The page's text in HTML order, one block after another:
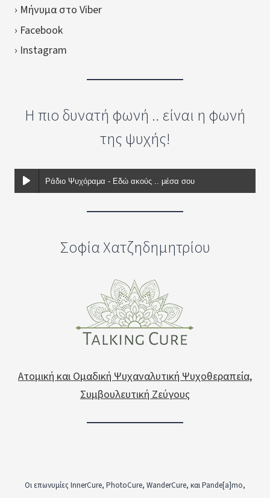
› Μήνυμα στο Viber
› Facebook
› Instagram
Η πιο δυνατή φωνή .. είναι η φωνή
της ψυχής!
Ράδιο Ψυχόραμα - Εδώ ακούς .. μέσα σου
Σοφία Χατζηδημητρίου
Ατομική και Ομαδική Ψυχαναλυτική Ψυχοθεραπεία,
Συμβουλευτική Ζεύγους
Οι επωνυμίες InnerCure, PhotoCure, WanderCure, και Pande[a]mo,